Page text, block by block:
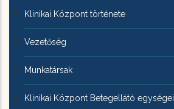
KLINIKAI
KÖZPONTRÓL
Klinikai Központ története
Vezetőség
Munkatársak
Klinikai Központ Betegellátó egységei